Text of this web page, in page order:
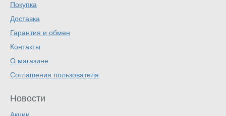
Покупка
Доставка
Гарантия и обмен
Контакты
О магазине
Соглашения пользователя
Новости